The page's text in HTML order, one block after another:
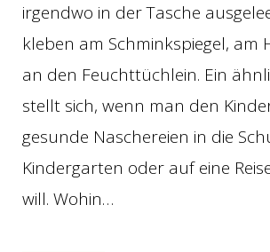
irgendwo in der Tasche
kleben am Schminkspiegel, am
an den Feuchttüchlein. Ein
stellt sich, wenn man den
gesunde Naschereien in die
Kindergarten oder auf eine
will. Wohin…